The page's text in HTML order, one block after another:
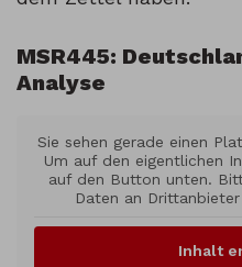
MSR445:
Analyse
Sie sehen gerade einen
Um auf den eigentlichen
auf den Button unten.
Daten an
Inhalt